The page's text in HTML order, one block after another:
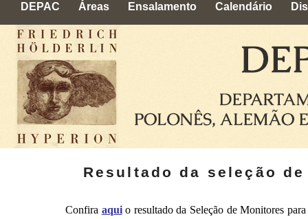
DEPAC Áreas Ensalamento Calendário
Resultado da seleção
Confira aquio resultado da Seleção de Monitores